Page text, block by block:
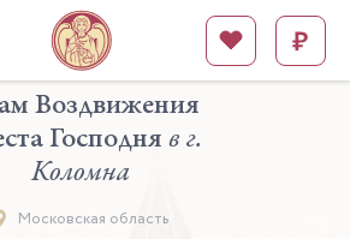
Воздвижения
Господня в г.
Коломна
Московская область